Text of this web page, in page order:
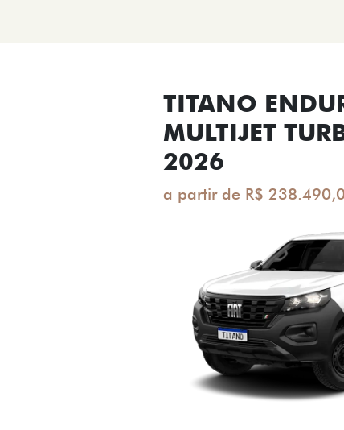
TITANO
MULTIJET
2026
a partir de R$